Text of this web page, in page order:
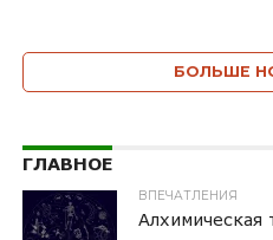
БОЛЬШЕ
ГЛАВНОЕ
ВПЕЧАТЛЕНИЯ